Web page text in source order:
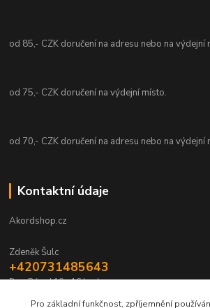
od 85,- CZK doručení na adresu nebo na výdejní
od 75,- CZK doručení na výdejní místo.
od 70,- CZK doručení na adresu nebo na výdejní
Kontaktní údaje
Akordshop.cz
Zdeněk Šulc
+420731485643
Po - Pá od 10 - 16 hod.
Pro základní funkčnost, zpříjemnění